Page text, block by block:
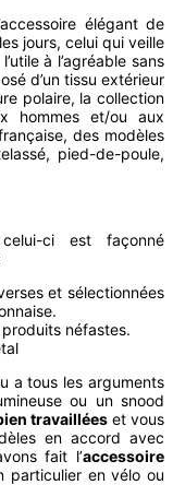
élégant de
jours, celui qui veille
à l’agréable sans
d’un tissu extérieur
polaire, la collection
hommes et/ou aux
des modèles
pied-de-poule,
ci est façonné
et sélectionnées
néfastes.
a tous les arguments
ou un snood
travaillées et vous
en accord avec
fait l’accessoire
particulier en vélo ou